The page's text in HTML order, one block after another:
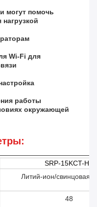
могут помочь
Wi-Fi для
работы
окружающей
SRP-15KCT-H1
Литий-ион/свинцовая
48